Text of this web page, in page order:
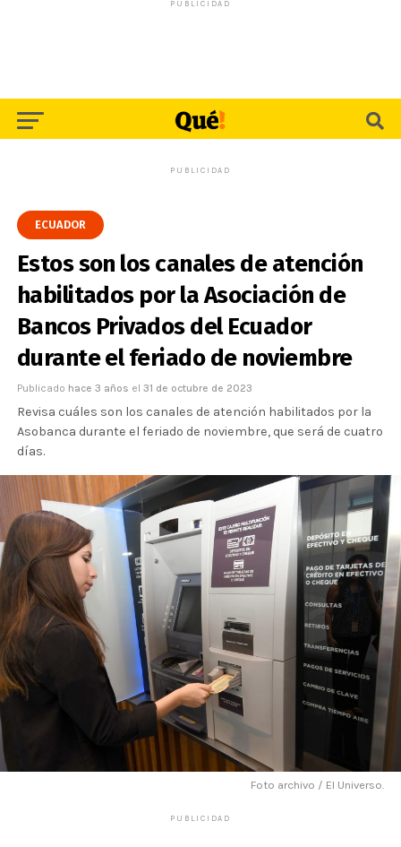
PUBLICIDAD
PUBLICIDAD
ECUADOR
Estos son los canales de atención
habilitados por la Asociación de
Bancos Privados del Ecuador
durante el feriado de noviembre
Publicado hace 3 años el 31 de octubre de 2023
Revisa cuáles son los canales de atención habilitados por la
Asobanca durante el feriado de noviembre, que será de cuatro
días.
Foto archivo / El Universo.
PUBLICIDAD